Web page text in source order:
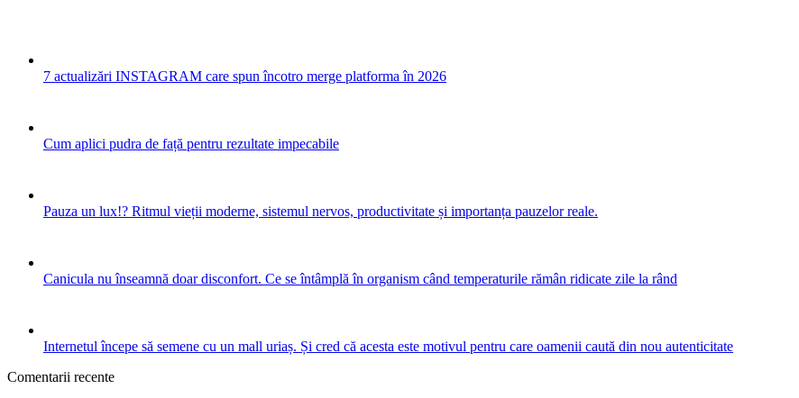
7 actualizări INSTAGRAM care spun încotro merge platforma în 2026
Cum aplici pudra de față pentru rezultate impecabile
Pauza un lux!? Ritmul vieții moderne, sistemul nervos, productivitate și importanța pauzelor reale.
Canicula nu înseamnă doar disconfort. Ce se întâmplă în organism când temperaturile rămân ridicate zile la rând
Internetul începe să semene cu un mall uriaș. Și cred că acesta este motivul pentru care oamenii caută din nou autenticitate
Comentarii recente